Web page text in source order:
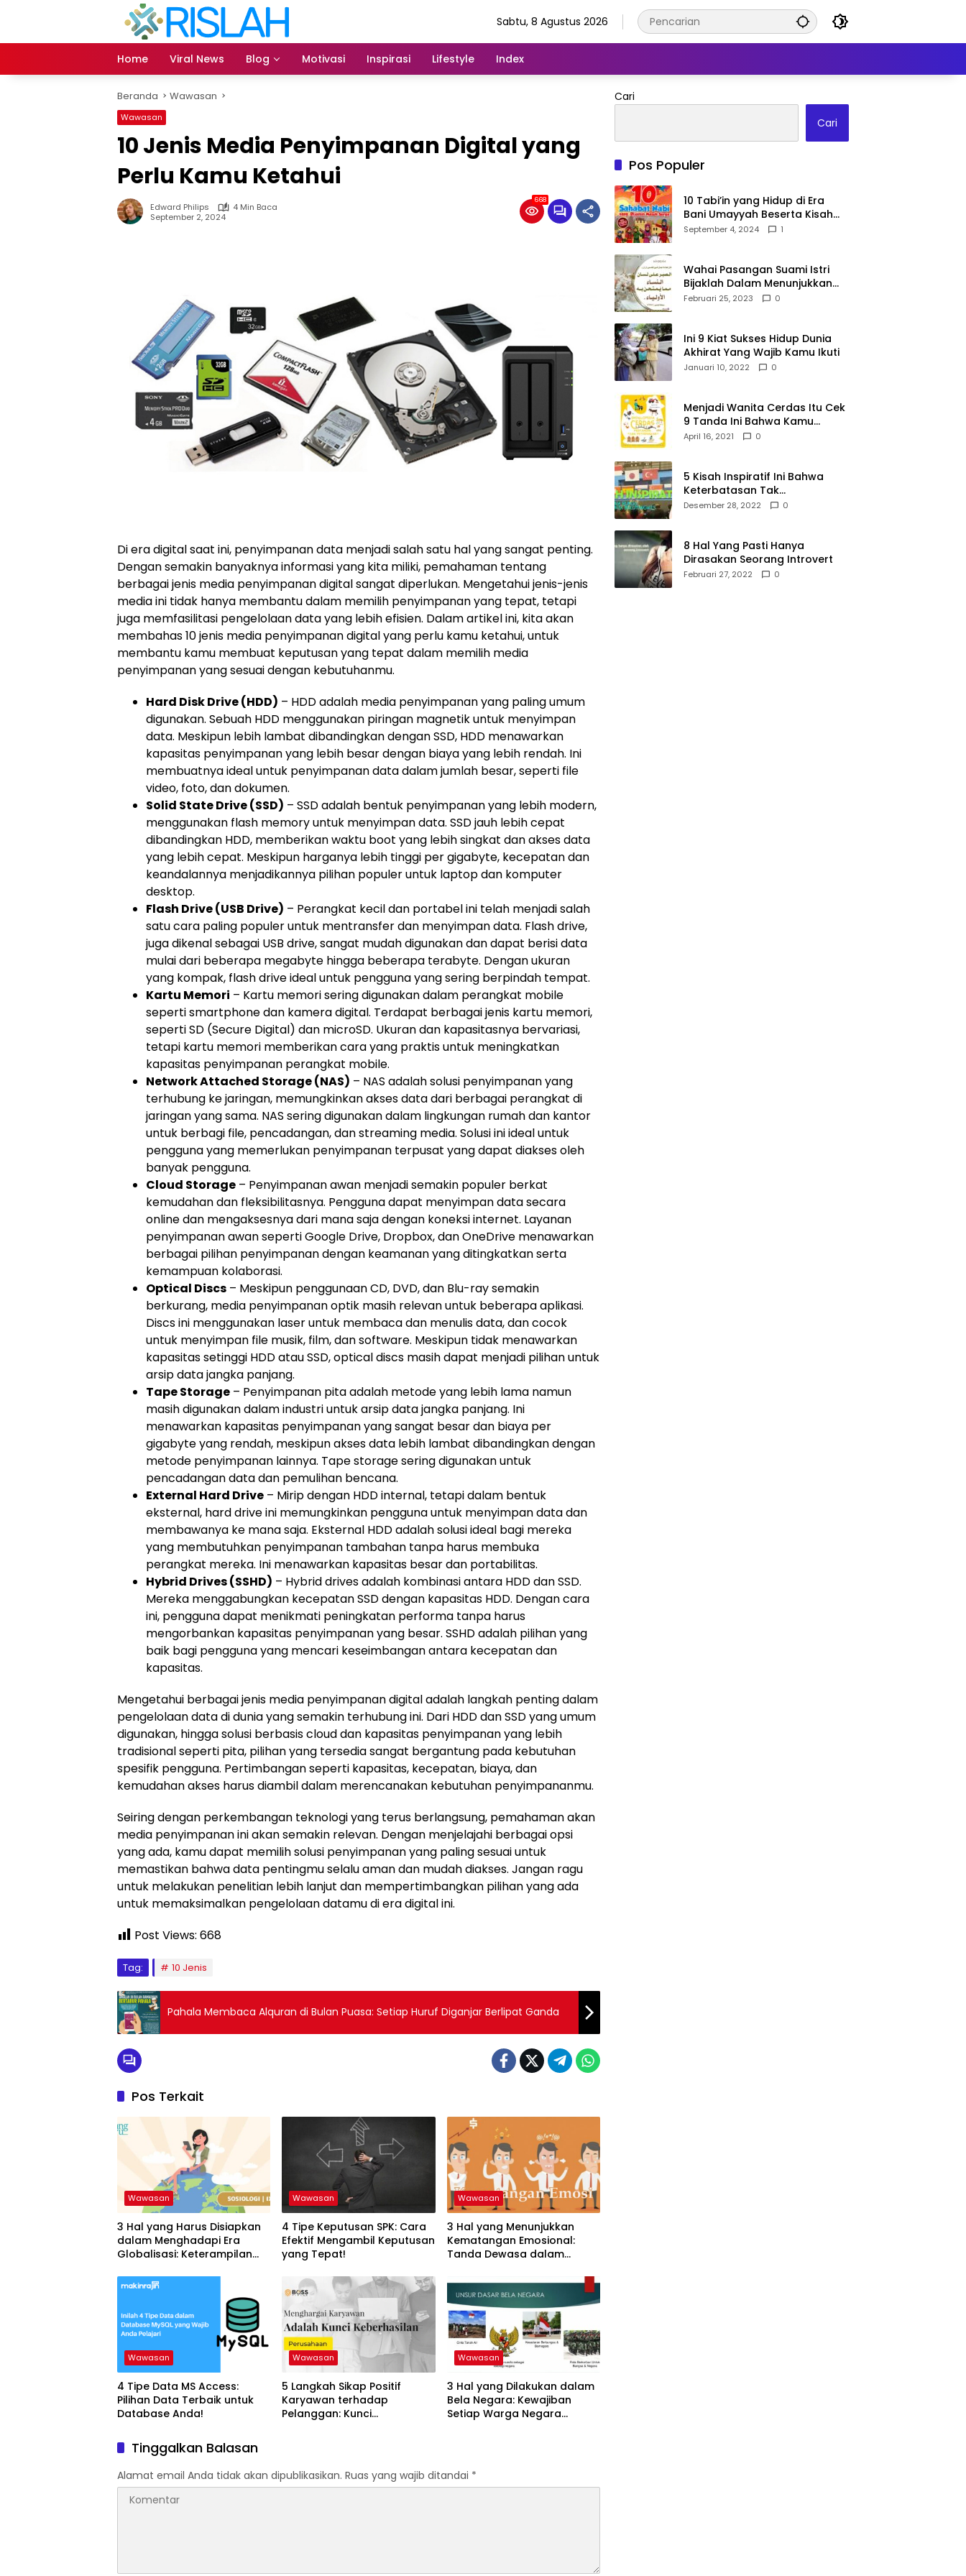
Sabtu, 8 Agustus 2026
Home Viral News Blog Motivasi Inspirasi Lifestyle Index
Beranda Wawasan
Wawasan
10 Jenis Media Penyimpanan Digital yang
Perlu Kamu Ketahui
Edward Philips
4 Min Baca
September 2, 2024
668
Di era digital saat ini, penyimpanan data menjadi salah satu hal yang sangat penting.
Dengan semakin banyaknya informasi yang kita miliki, pemahaman tentang
berbagai jenis media penyimpanan digital sangat diperlukan. Mengetahui jenis-jenis
media ini tidak hanya membantu dalam memilih penyimpanan yang tepat, tetapi
juga memfasilitasi pengelolaan data yang lebih efisien. Dalam artikel ini, kita akan
membahas 10 jenis media penyimpanan digital yang perlu kamu ketahui, untuk
membantu kamu membuat keputusan yang tepat dalam memilih media
penyimpanan yang sesuai dengan kebutuhanmu.
Hard Disk Drive (HDD) – HDD adalah media penyimpanan yang paling umum
digunakan. Sebuah HDD menggunakan piringan magnetik untuk menyimpan
data. Meskipun lebih lambat dibandingkan dengan SSD, HDD menawarkan
kapasitas penyimpanan yang lebih besar dengan biaya yang lebih rendah. Ini
membuatnya ideal untuk penyimpanan data dalam jumlah besar, seperti file
video, foto, dan dokumen.
Solid State Drive (SSD) – SSD adalah bentuk penyimpanan yang lebih modern,
menggunakan flash memory untuk menyimpan data. SSD jauh lebih cepat
dibandingkan HDD, memberikan waktu boot yang lebih singkat dan akses data
yang lebih cepat. Meskipun harganya lebih tinggi per gigabyte, kecepatan dan
keandalannya menjadikannya pilihan populer untuk laptop dan komputer
desktop.
Flash Drive (USB Drive) – Perangkat kecil dan portabel ini telah menjadi salah
satu cara paling populer untuk mentransfer dan menyimpan data. Flash drive,
juga dikenal sebagai USB drive, sangat mudah digunakan dan dapat berisi data
mulai dari beberapa megabyte hingga beberapa terabyte. Dengan ukuran
yang kompak, flash drive ideal untuk pengguna yang sering berpindah tempat.
Kartu Memori – Kartu memori sering digunakan dalam perangkat mobile
seperti smartphone dan kamera digital. Terdapat berbagai jenis kartu memori,
seperti SD (Secure Digital) dan microSD. Ukuran dan kapasitasnya bervariasi,
tetapi kartu memori memberikan cara yang praktis untuk meningkatkan
kapasitas penyimpanan perangkat mobile.
Network Attached Storage (NAS) – NAS adalah solusi penyimpanan yang
terhubung ke jaringan, memungkinkan akses data dari berbagai perangkat di
jaringan yang sama. NAS sering digunakan dalam lingkungan rumah dan kantor
untuk berbagi file, pencadangan, dan streaming media. Solusi ini ideal untuk
pengguna yang memerlukan penyimpanan terpusat yang dapat diakses oleh
banyak pengguna.
Cloud Storage – Penyimpanan awan menjadi semakin populer berkat
kemudahan dan fleksibilitasnya. Pengguna dapat menyimpan data secara
online dan mengaksesnya dari mana saja dengan koneksi internet. Layanan
penyimpanan awan seperti Google Drive, Dropbox, dan OneDrive menawarkan
berbagai pilihan penyimpanan dengan keamanan yang ditingkatkan serta
kemampuan kolaborasi.
Optical Discs – Meskipun penggunaan CD, DVD, dan Blu-ray semakin
berkurang, media penyimpanan optik masih relevan untuk beberapa aplikasi.
Discs ini menggunakan laser untuk membaca dan menulis data, dan cocok
untuk menyimpan file musik, film, dan software. Meskipun tidak menawarkan
kapasitas setinggi HDD atau SSD, optical discs masih dapat menjadi pilihan untuk
arsip data jangka panjang.
Tape Storage – Penyimpanan pita adalah metode yang lebih lama namun
masih digunakan dalam industri untuk arsip data jangka panjang. Ini
menawarkan kapasitas penyimpanan yang sangat besar dan biaya per
gigabyte yang rendah, meskipun akses data lebih lambat dibandingkan dengan
metode penyimpanan lainnya. Tape storage sering digunakan untuk
pencadangan data dan pemulihan bencana.
External Hard Drive – Mirip dengan HDD internal, tetapi dalam bentuk
eksternal, hard drive ini memungkinkan pengguna untuk menyimpan data dan
membawanya ke mana saja. Eksternal HDD adalah solusi ideal bagi mereka
yang membutuhkan penyimpanan tambahan tanpa harus membuka
perangkat mereka. Ini menawarkan kapasitas besar dan portabilitas.
Hybrid Drives (SSHD) – Hybrid drives adalah kombinasi antara HDD dan SSD.
Mereka menggabungkan kecepatan SSD dengan kapasitas HDD. Dengan cara
ini, pengguna dapat menikmati peningkatan performa tanpa harus
mengorbankan kapasitas penyimpanan yang besar. SSHD adalah pilihan yang
baik bagi pengguna yang mencari keseimbangan antara kecepatan dan
kapasitas.
Mengetahui berbagai jenis media penyimpanan digital adalah langkah penting dalam
pengelolaan data di dunia yang semakin terhubung ini. Dari HDD dan SSD yang umum
digunakan, hingga solusi berbasis cloud dan kapasitas penyimpanan yang lebih
tradisional seperti pita, pilihan yang tersedia sangat bergantung pada kebutuhan
spesifik pengguna. Pertimbangan seperti kapasitas, kecepatan, biaya, dan
kemudahan akses harus diambil dalam merencanakan kebutuhan penyimpananmu.
Seiring dengan perkembangan teknologi yang terus berlangsung, pemahaman akan
media penyimpanan ini akan semakin relevan. Dengan menjelajahi berbagai opsi
yang ada, kamu dapat memilih solusi penyimpanan yang paling sesuai untuk
memastikan bahwa data pentingmu selalu aman dan mudah diakses. Jangan ragu
untuk melakukan penelitian lebih lanjut dan mempertimbangkan pilihan yang ada
untuk memaksimalkan pengelolaan datamu di era digital ini.
Post Views: 668
Tag: 10 Jenis
Pahala Membaca Alquran di Bulan Puasa: Setiap Huruf Diganjar Berlipat Ganda
Pos Terkait
Wawasan
3 Hal yang Harus Disiapkan
dalam Menghadapi Era
Globalisasi: Keterampilan
Wawasan
4 Tipe Keputusan SPK: Cara
Efektif Mengambil Keputusan
yang Tepat!
Wawasan
3 Hal yang Menunjukkan
Kematangan Emosional:
Tanda Dewasa dalam
Wawasan
4 Tipe Data MS Access:
Pilihan Data Terbaik untuk
Database Anda!
Wawasan
5 Langkah Sikap Positif
Karyawan terhadap
Pelanggan: Kunci
Wawasan
3 Hal yang Dilakukan dalam
Bela Negara: Kewajiban
Setiap Warga Negara
Tinggalkan Balasan
Alamat email Anda tidak akan dipublikasikan. Ruas yang wajib ditandai *
Cari
Cari
Pos Populer
10 Tabi’in yang Hidup di Era
Bani Umayyah Beserta Kisah
Teladan Mereka!
September 4, 2024 1
Wahai Pasangan Suami Istri
Bijaklah Dalam Menunjukkan
Kebahagiaanmu Di Publik
Februari 25, 2023 0
Ini 9 Kiat Sukses Hidup Dunia
Akhirat Yang Wajib Kamu Ikuti
Januari 10, 2022 0
Menjadi Wanita Cerdas Itu Cek
9 Tanda Ini Bahwa Kamu
Memang Wanita Cerdas
April 16, 2021 0
5 Kisah Inspiratif Ini Bahwa
Keterbatasan Tak
Menghalangi Segalanya
Desember 28, 2022 0
8 Hal Yang Pasti Hanya
Dirasakan Seorang Introvert
Februari 27, 2022 0